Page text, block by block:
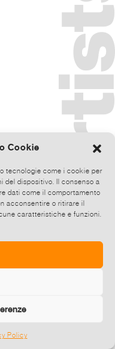
Cookie
tecnologie come i cookie per
del dispositivo. Il consenso a
dati come il comportamento
acconsentire o ritirare il
caratteristiche e funzioni.
Policy